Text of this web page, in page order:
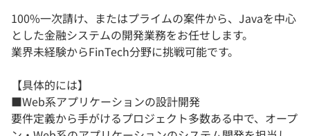
100%一次請け、またはプライムの案件から、Javaを中心
とした金融システムの開発業務をお任せします。
業界未経験からFinTech分野に挑戦可能です。
【具体的には】
■Web系アプリケーションの設計開発
要件定義から手がけるプロジェクト多数ある中で、オープ